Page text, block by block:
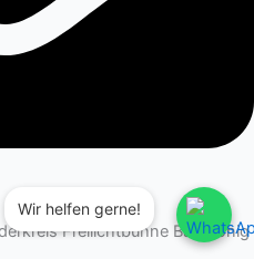
Wir helfen gerne!
Freilichtbühne Bad König